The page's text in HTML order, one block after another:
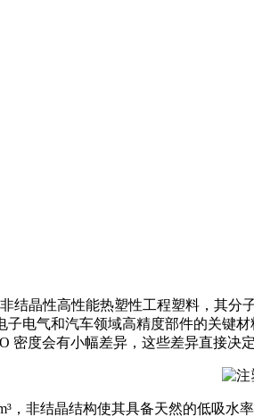
非结晶性高性能热塑性工程塑料，其
电气和汽车领域高精度部件的关键
密度会有小幅差异，这些差异直接决
，非结晶结构使其具备天然的低吸